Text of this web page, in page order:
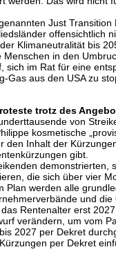
Just
offensichtlich
Klimaneutralität bis
in den
sich im Rat für eine
Gas aus den USA zu
trotz des
von
kosmetische
den Inhalt der
gibt.
die sich über vier
Plan werden alle
und
Rentenalter erst
verändern, um vom
2027 per Dekret
per Dekret